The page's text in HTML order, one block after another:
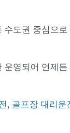
수도권 중심으
영되어 언제든
, 골프장 대리운